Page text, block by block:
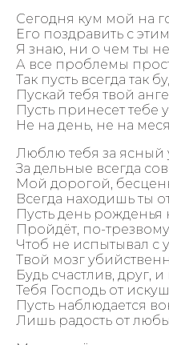
Сегодня кум мой на
Его поздравить с
Я знаю, ни о чем ты
А все проблемы
Так пусть всегда так
Пускай тебя твой
Пусть принесет тебе
Не на день, не на
Люблю тебя за ясный
За дельные всегда
Мой дорогой,
Всегда находишь ты
Пусть день рожденья
Пройдёт, по-
Чтоб не испытывал с
Твой мозг
Будь счастлив, друг,
Тебя Господь от
Пусть наблюдается
Лишь радость от